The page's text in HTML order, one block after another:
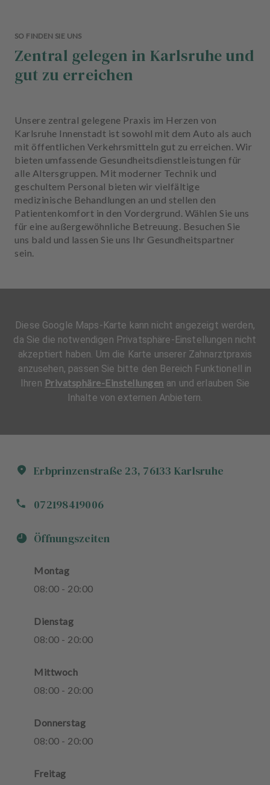
SO FINDEN SIE UNS
Zentral gelegen in Karlsruhe und
gut zu erreichen
Unsere zentral gelegene Praxis im Herzen von
Karlsruhe Innenstadt ist sowohl mit dem Auto als auch
mit öffentlichen Verkehrsmitteln gut zu erreichen. Wir
bieten umfassende Gesundheitsdienstleistungen für
alle Altersgruppen. Mit moderner Technik und
geschultem Personal bieten wir vielfältige
medizinische Behandlungen an und stellen den
Patientenkomfort in den Vordergrund. Wählen Sie uns
für eine außergewöhnliche Betreuung. Besuchen Sie
uns bald und lassen Sie uns Ihr Gesundheitspartner
sein.
Erbprinzenstraße 23, 76133 Karlsruhe
072198419006
Öffnungszeiten
Montag
08:00 - 20:00
Dienstag
08:00 - 20:00
Mittwoch
08:00 - 20:00
Donnerstag
08:00 - 20:00
Freitag
Diese Google Maps-Karte kann nicht angezeigt werden,
da Sie die notwendigen Privatsphäre-Einstellungen nicht
akzeptiert haben. Um die Karte unserer Zahnarztpraxis
anzusehen, passen Sie bitte den Bereich Funktionell in
Ihren Privatsphäre-Einstellungen an und erlauben Sie
Inhalte von externen Anbietern.